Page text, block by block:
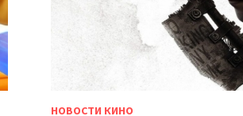
НОВОСТИ КИНО